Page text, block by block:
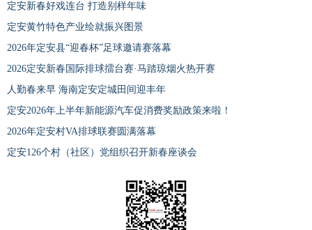
定安新春好戏连台 打造别样年味
定安黄竹特色产业绘就振兴图景
2026年定安县“迎春杯”足球邀请赛落幕
2026定安新春国际排球擂台赛·马踏琼烟火热开赛
人勤春来早 海南定安定城田间迎丰年
定安2026年上半年新能源汽车促消费奖励政策来啦！
2026年定安村VA排球联赛圆满落幕
定安126个村（社区）党组织召开新春座谈会